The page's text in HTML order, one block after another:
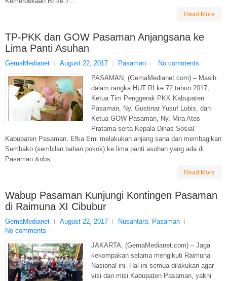
Read More
TP-PKK dan GOW Pasaman Anjangsana ke
Lima Panti Asuhan
GemaMedianet August 22, 2017 Pasaman
No comments
PASAMAN, (GemaMedianet.com) – Masih
dalam rangka HUT RI ke 72 tahun 2017,
Ketua Tim Penggerak PKK Kabupaten
Pasaman, Ny. Gustinar Yusuf Lubis, dan
Ketua GOW Pasaman, Ny. Mira Atos
Pratama serta Kepala Dinas Sosial
Kabupaten Pasaman, Efka Emi melakukan anjang sana dan membagikan
Sembako (sembilan bahan pokok) ke lima panti asuhan yang ada di
Pasaman.&nbs...
Read More
Wabup Pasaman Kunjungi Kontingen Pasaman
di Raimuna XI Cibubur
GemaMedianet August 22, 2017 Nusantara Pasaman
No comments
JAKARTA, (GemaMedianet.com) – Jaga
kekompakan selama mengikuti Raimuna
Nasional ini. Hal ini semua dilakukan agar
visi dan misi Kabupaten Pasaman, yakni